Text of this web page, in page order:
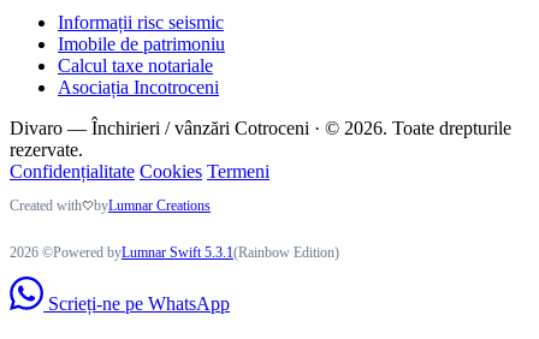
Informații risc seismic
Imobile de patrimoniu
Calcul taxe notariale
Asociația Incotroceni
Divaro — Închirieri / vânzări Cotroceni · © 2026. Toate drepturile
rezervate.
Confidențialitate Cookies Termeni
Created with byLumnar Creations
2026 ©Powered byLumnar Swift 5.3.1(Rainbow Edition)
Scrieți-ne pe WhatsApp